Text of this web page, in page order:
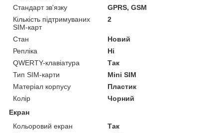
Стандарт зв'язку
GPRS, GSM
Кількість підтримуваних
SIM-карт
2
Стан
Новий
Репліка
Ні
QWERTY-клавіатура
Так
Тип SIM-карти
Mini SIM
Матеріал корпусу
Пластик
Колір
Чорний
Екран
Кольоровий екран
Так